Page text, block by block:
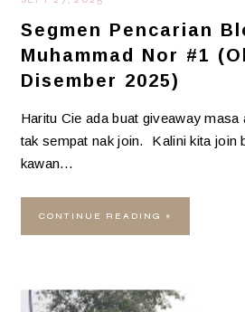
Segmen Pencarian
Muhammad Nor #1
Disember 2025)
Haritu Cie ada buat giveaway
tak sempat nak join. Kalini kita join
kawan…
CONTINUE READING »